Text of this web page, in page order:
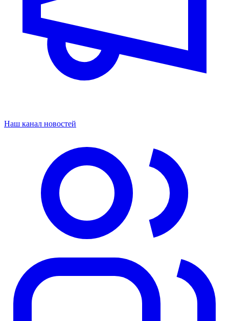
Наш канал новостей